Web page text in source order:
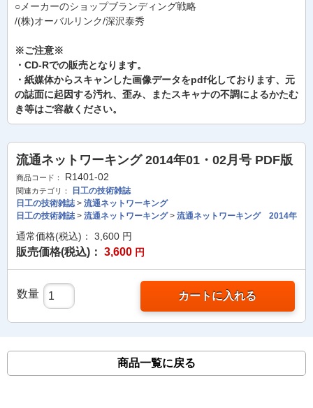
○メーカーのショップブランディング戦略
/(株)オーバルリンク/深沢泰秀
※ご注意※
・CD-Rでの販売となります。
・紙媒体からスキャンした画像データをpdf化しております、元
の誌面に起因する汚れ、歪み、またスキャナの不調によるかたむ
き等はご容赦ください。
流通ネットワーキング 2014年01・02月号 PDF版
商品コード： R1401-02
関連カテゴリ：
日工の技術雑誌
日工の技術雑誌> 流通ネットワーキング
日工の技術雑誌> 流通ネットワーキング> 流通ネットワーキング 2014年
通常価格(税込)： 3,600 円
販売価格(税込)： 3,600 円
数量 カートに入れる
商品一覧に戻る